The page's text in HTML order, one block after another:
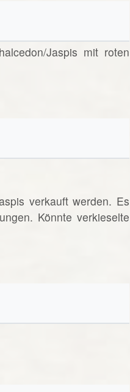
Jaspis mit roten
verkauft werden. Es
Könnte verkieselte